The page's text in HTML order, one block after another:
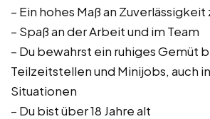
– Ein hohes Maß an
– Spaß an der Arbeit und im Team
– Du bewahrst ein ruhiges Gemüt
Teilzeitstellen und Minijobs, auch
Situationen
– Du bist über 18 Jahre alt